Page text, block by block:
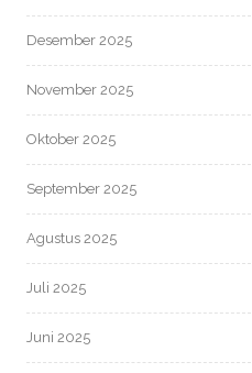
Desember 2025
November 2025
Oktober 2025
September 2025
Agustus 2025
Juli 2025
Juni 2025